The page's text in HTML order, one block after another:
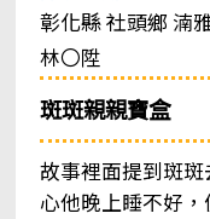
彰化縣 社頭鄉 湳
林〇陞
斑斑親親寶盒
故事裡面提到斑
心他晚上睡不好